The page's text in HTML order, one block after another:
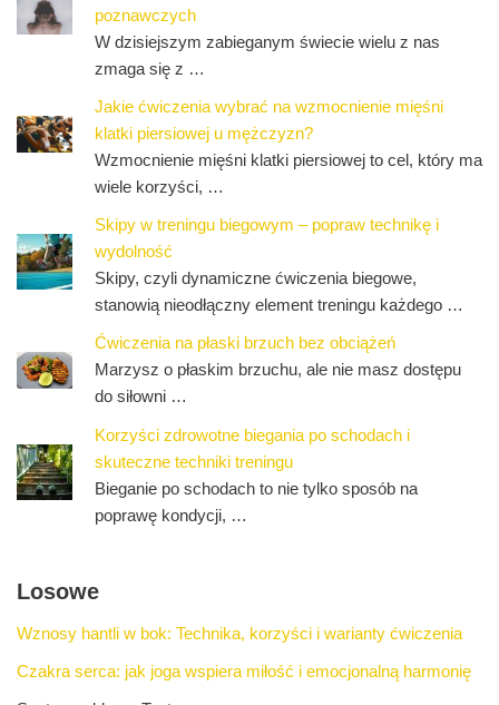
poznawczych
W dzisiejszym zabieganym świecie wielu z nas
zmaga się z …
Jakie ćwiczenia wybrać na wzmocnienie mięśni
klatki piersiowej u mężczyzn?
Wzmocnienie mięśni klatki piersiowej to cel, który ma
wiele korzyści, …
Skipy w treningu biegowym – popraw technikę i
wydolność
Skipy, czyli dynamiczne ćwiczenia biegowe,
stanowią nieodłączny element treningu każdego …
Ćwiczenia na płaski brzuch bez obciążeń
Marzysz o płaskim brzuchu, ale nie masz dostępu
do siłowni …
Korzyści zdrowotne biegania po schodach i
skuteczne techniki treningu
Bieganie po schodach to nie tylko sposób na
poprawę kondycji, …
Losowe
Wznosy hantli w bok: Technika, korzyści i warianty ćwiczenia
Czakra serca: jak joga wspiera miłość i emocjonalną harmonię